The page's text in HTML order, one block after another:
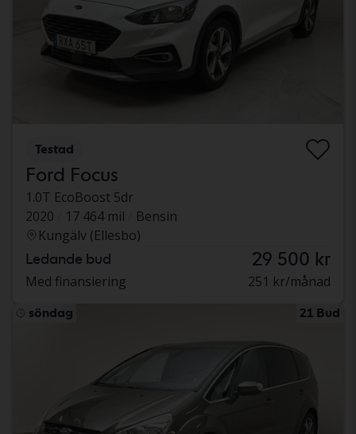
Testad
Ford Focus
1.0T EcoBoost 5dr
2020
17 464 mil
Bensin
Kungälv (Ellesbo)
Ledande bud 29 500 kr
Med finansiering 251 kr/månad
söndag 21 Bud